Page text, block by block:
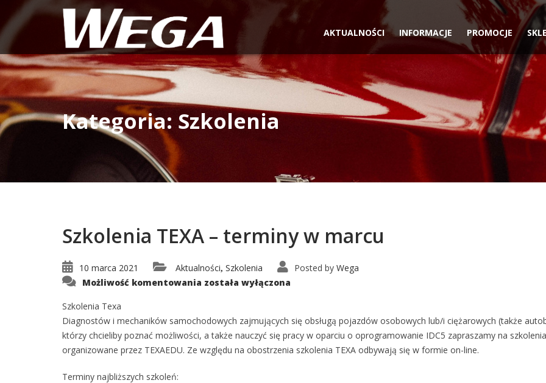
AKTUALNOŚCI INFORMACJE PROMOCJE
Kategoria: Szkolenia
Szkolenia TEXA – terminy w marcu
10 marca 2021 Aktualności, Szkolenia Posted by Wega
Możliwość komentowania Szkolenia
TEXA
marcu
została wyłączona
Szkolenia Texa
Diagnostów i mechaników samochodowych zajmujących się obsługą pojazdów osobowych lub/i ciężarowych (także
którzy chcieliby poznać możliwości, a także nauczyć się pracy w oparciu o oprogramowanie IDC5 zapraszamy na szkolenia
organizowane przez TEXAEDU. Ze względu na obostrzenia szkolenia TEXA odbywają się w formie on-line.
Terminy najbliższych szkoleń: